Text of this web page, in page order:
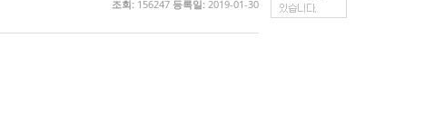
조회: 156247 등록일: 2019-01-30